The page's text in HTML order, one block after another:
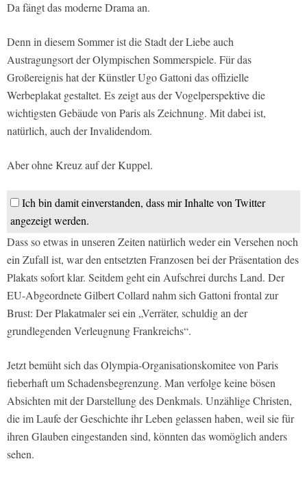
Da fängt das moderne Drama an.
Denn in diesem Sommer ist die Stadt der Liebe auch
Austragungsort der Olympischen Sommerspiele. Für das
Großereignis hat der Künstler Ugo Gattoni das offizielle
Werbeplakat gestaltet. Es zeigt aus der Vogelperspektive die
wichtigsten Gebäude von Paris als Zeichnung. Mit dabei ist,
natürlich, auch der Invalidendom.
Aber ohne Kreuz auf der Kuppel.
Ich bin damit einverstanden, dass mir Inhalte von Twitter
angezeigt werden.
Dass so etwas in unseren Zeiten natürlich weder ein Versehen noch
ein Zufall ist, war den entsetzten Franzosen bei der Präsentation des
Plakats sofort klar. Seitdem geht ein Aufschrei durchs Land. Der
EU-Abgeordnete Gilbert Collard nahm sich Gattoni frontal zur
Brust: Der Plakatmaler sei ein „Verräter, schuldig an der
grundlegenden Verleugnung Frankreichs“.
Jetzt bemüht sich das Olympia-Organisationskomitee von Paris
fieberhaft um Schadensbegrenzung. Man verfolge keine bösen
Absichten mit der Darstellung des Denkmals. Unzählige Christen,
die im Laufe der Geschichte ihr Leben gelassen haben, weil sie für
ihren Glauben eingestanden sind, könnten das womöglich anders
sehen.